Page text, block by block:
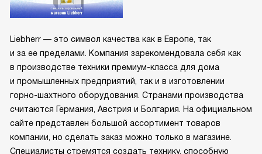
Liebherr — это символ качества как в Европе, так
и за ее пределами. Компания зарекомендовала себя как
в производстве техники премиум-класса для дома
и промышленных предприятий, так и в изготовлении
горно-шахтного оборудования. Странами производства
считаются Германия, Австрия и Болгария. На официальном
сайте представлен большой ассортимент товаров
компании, но сделать заказ можно только в магазине.
Специалисты стремятся создать технику, способную